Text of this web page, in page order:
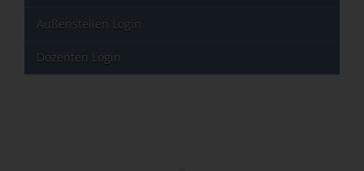
Außenstellen Login
Dozenten Login